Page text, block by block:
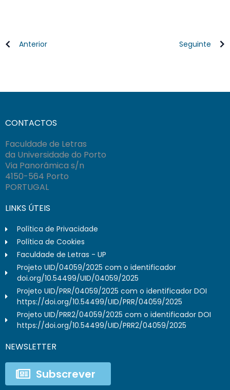
Anterior Seguinte
CONTACTOS
Faculdade de Letras
da Universidade do Porto
Via Panorâmica s/n
4150-564 Porto
PORTUGAL
LINKS ÚTEIS
Política de Privacidade
Política de Cookies
Faculdade de Letras - UP
Projeto UID/04059/2025 com o identificador
doi.org/10.54499/UID/04059/2025
Projeto UID/PRR/04059/2025 com o identificador DOI
https://doi.org/10.54499/UID/PRR/04059/2025
Projeto UID/PRR2/04059/2025 com o identificador DOI
https://doi.org/10.54499/UID/PRR2/04059/2025
NEWSLETTER
Subscrever